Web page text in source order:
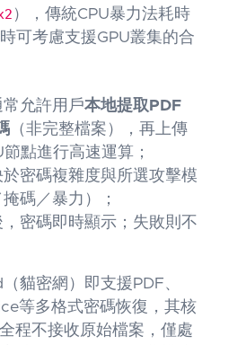
），傳統CPU暴力法耗時
可考慮支援GPU叢集的合
允許用戶本地提取PDF
（非完整檔案），再上傳
點進行高速運算；
密碼複雜度與所選攻擊模
碼／暴力）；
密碼即時顯示；失敗則不
貓密網）即支援PDF、
等多格式密碼恢復，其核
程不接收原始檔案，僅處